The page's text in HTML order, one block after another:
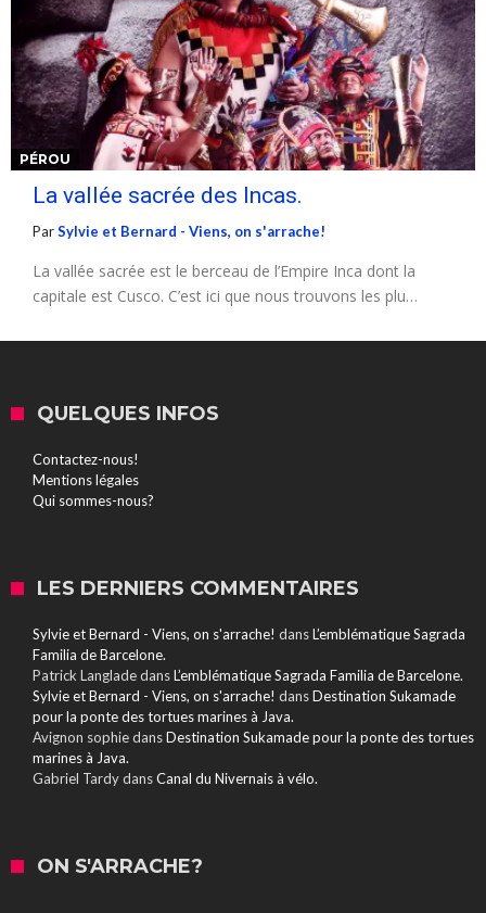
PÉROU
La vallée sacrée des Incas.
ParSylvie et Bernard - Viens, on s'arrache!
La vallée sacrée est le berceau de l’Empire Inca dont la
capitale est Cusco. C’est ici que nous trouvons les plu…
QUELQUES INFOS
Contactez-nous!
Mentions légales
Qui sommes-nous?
LES DERNIERS COMMENTAIRES
Sylvie et Bernard - Viens, on s'arrache! dansL’emblématique Sagrada
Familia de Barcelone.
Patrick LangladedansL’emblématique Sagrada Familia de Barcelone.
Sylvie et Bernard - Viens, on s'arrache! dansDestination Sukamade
pour la ponte des tortues marines à Java.
Avignon sophiedansDestination Sukamade pour la ponte des tortues
marines à Java.
Gabriel TardydansCanal du Nivernais à vélo.
ON S'ARRACHE?